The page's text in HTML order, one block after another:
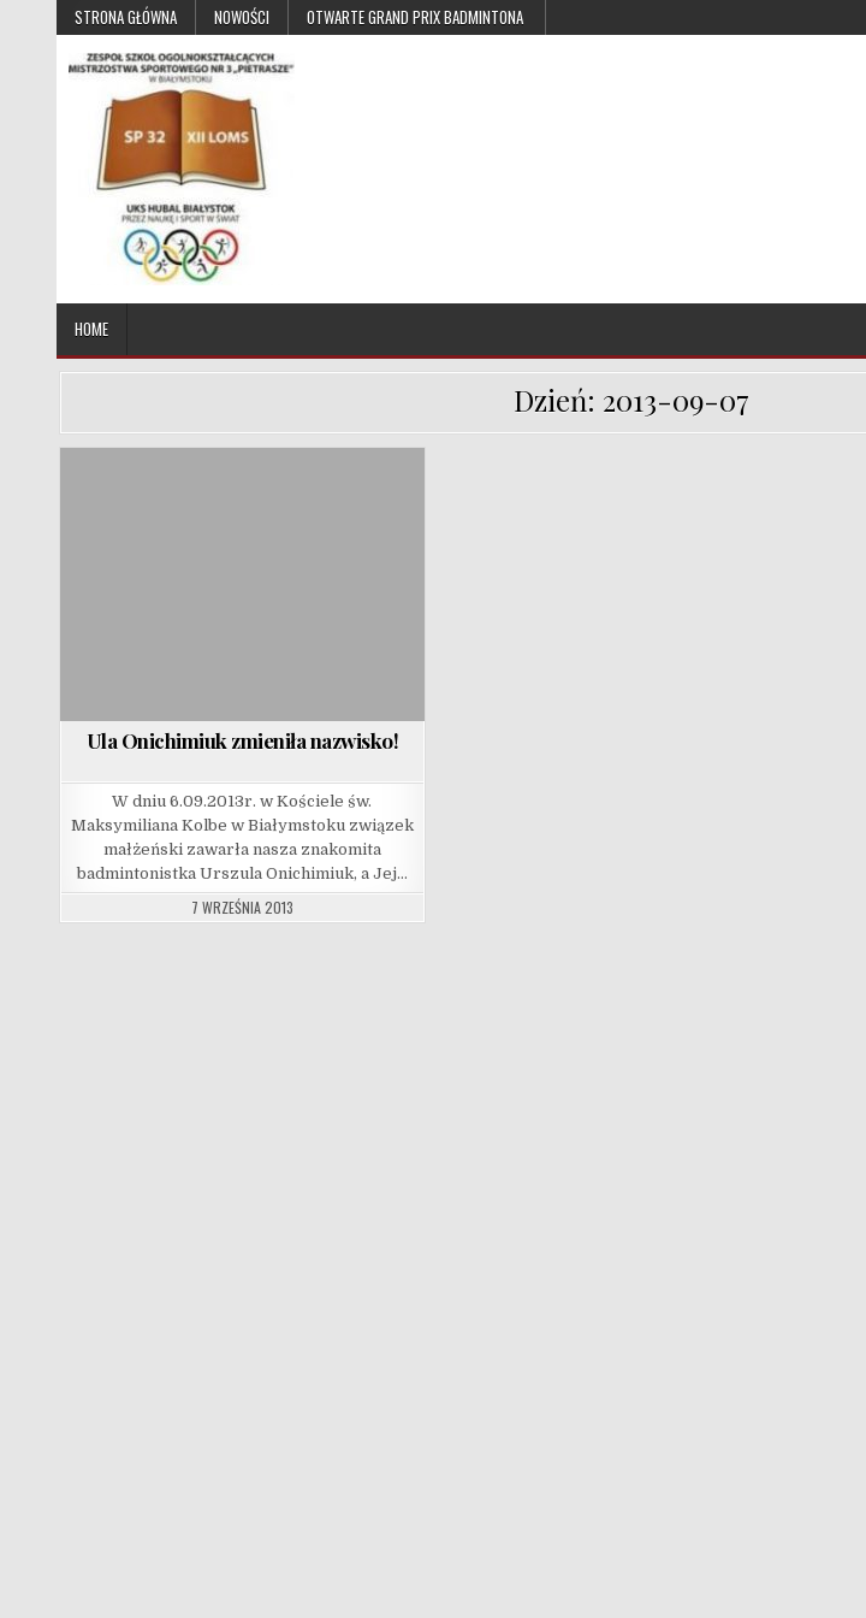
Skip to contentSTRONA GŁÓWNA NOWOŚCI OTWARTE GRAND PRIX BADMINTONA
UKS Hubal Białystok
HOME
Dzień: 2013-09-07
Ula Onichimiuk zmieniła nazwisko!
W dniu 6.09.2013r. w Kościele św.
Maksymiliana Kolbe w Białymstoku związek
małżeński zawarła nasza znakomita
badmintonistka Urszula Onichimiuk, a Jej…
7 WRZEŚNIA 2013